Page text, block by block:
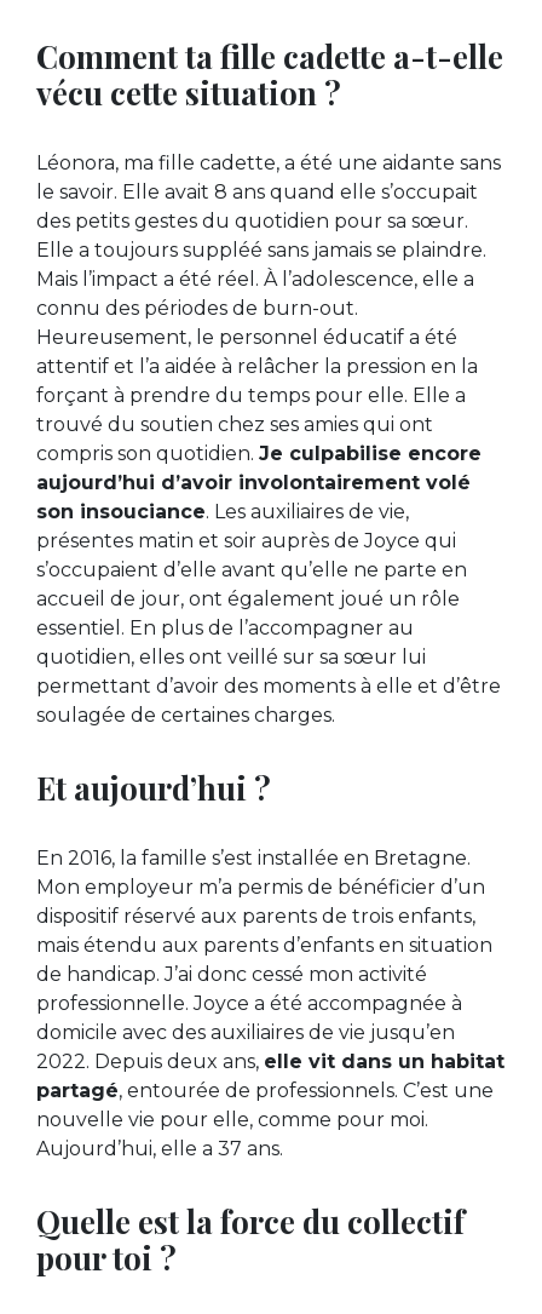
Comment ta fille cadette a-t-elle
vécu cette situation ?
Léonora, ma fille cadette, a été une aidante sans
le savoir. Elle avait 8 ans quand elle s’occupait
des petits gestes du quotidien pour sa sœur.
Elle a toujours suppléé sans jamais se plaindre.
Mais l’impact a été réel. À l’adolescence, elle a
connu des périodes de burn-out.
Heureusement, le personnel éducatif a été
attentif et l’a aidée à relâcher la pression en la
forçant à prendre du temps pour elle. Elle a
trouvé du soutien chez ses amies qui ont
compris son quotidien. Je culpabilise encore
aujourd’hui d’avoir involontairement volé
son insouciance. Les auxiliaires de vie,
présentes matin et soir auprès de Joyce qui
s’occupaient d’elle avant qu’elle ne parte en
accueil de jour, ont également joué un rôle
essentiel. En plus de l’accompagner au
quotidien, elles ont veillé sur sa sœur lui
permettant d’avoir des moments à elle et d’être
soulagée de certaines charges.
Et aujourd’hui ?
En 2016, la famille s’est installée en Bretagne.
Mon employeur m’a permis de bénéficier d’un
dispositif réservé aux parents de trois enfants,
mais étendu aux parents d’enfants en situation
de handicap. J’ai donc cessé mon activité
professionnelle. Joyce a été accompagnée à
domicile avec des auxiliaires de vie jusqu’en
2022. Depuis deux ans, elle vit dans un habitat
partagé, entourée de professionnels. C’est une
nouvelle vie pour elle, comme pour moi.
Aujourd’hui, elle a 37 ans.
Quelle est la force du collectif
pour toi ?